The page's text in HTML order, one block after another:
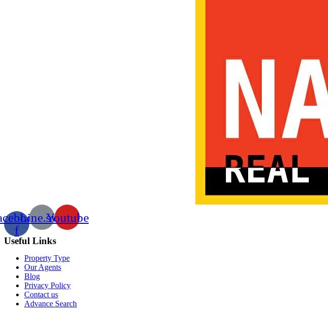
f
Line.svgYoutube
Useful Links
Property Type
Our Agents
Blog
Privacy Policy
Contact us
Advance Search